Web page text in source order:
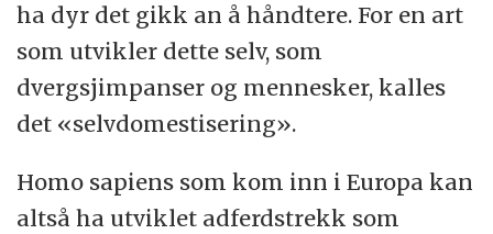
ha dyr det gikk an å håndtere. For en art
som utvikler dette selv, som
dvergsjimpanser og mennesker, kalles
det «selvdomestisering».
Homo sapiens som kom inn i Europa kan
altså ha utviklet adferdstrekk som